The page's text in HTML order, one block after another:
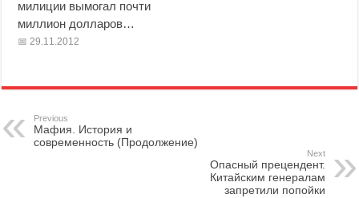
милиции вымогал почти
миллион долларов…
29.11.2012
Previous
Мафия. История и
современность (Продолжение)
Next
Опасный прецендент.
Китайским генералам
запретили попойки